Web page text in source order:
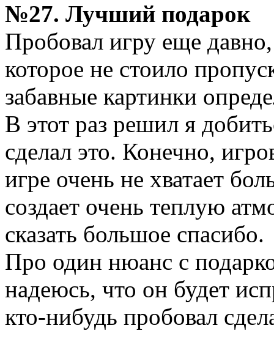
№27. Лучший подарок
Пробовал игру еще
которое не стоило
забавные картинки
В этот раз решил я
сделал это. Конечно,
игре очень не хватает
создает очень теплую
сказать большое спасибо.
Про один нюанс с
надеюсь, что он будет
кто-нибудь пробовал